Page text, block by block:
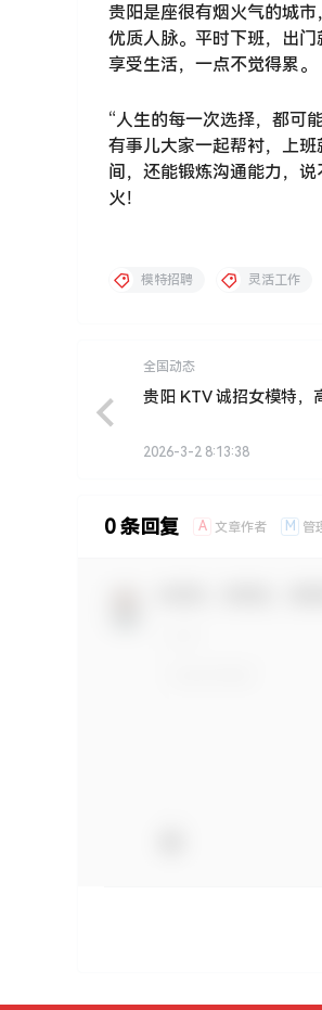
贵阳是座很有烟火气的城
优质人脉。平时下班，出
享受生活，一点不觉得累。
“人生的每一次选择，都可
有事儿大家一起帮衬，上
间，还能锻炼沟通能力，
火！
模特招聘 灵活工作
全国动态
贵阳 KTV 诚招女模特，
2026-3-2 8:13:38
0 条回复 A 文章作者 M 管